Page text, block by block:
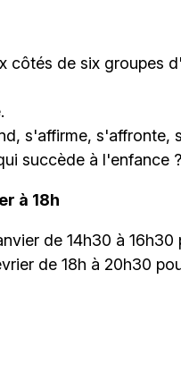
côtés de six groupes
s'affirme,
succède à l'enfance ?
à 18h
de 14h30 à 16h30
de 18h à 20h30